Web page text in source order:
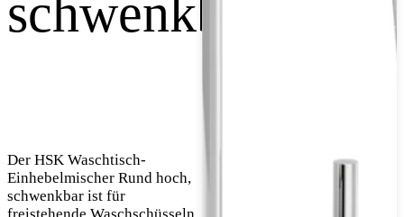
schwenkbar
Der HSK Waschtisch-
Einhebelmischer Rund hoch,
schwenkbar ist für